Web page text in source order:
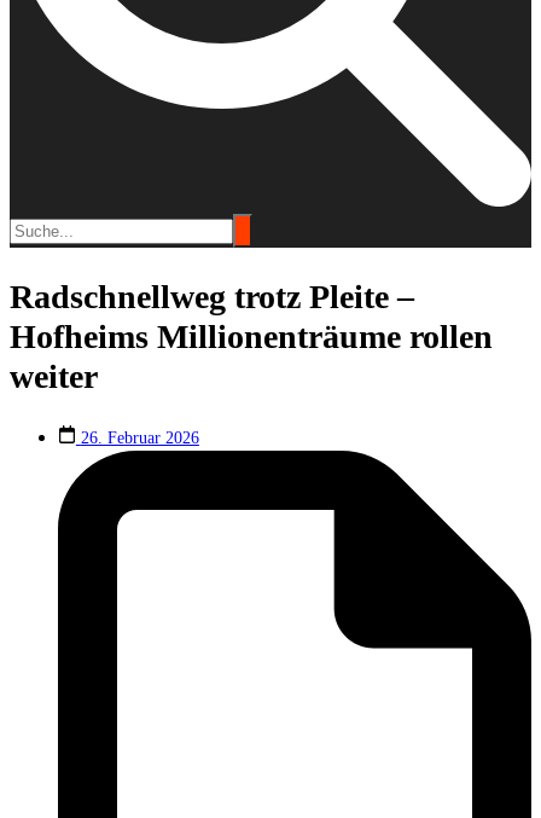
Radschnellweg trotz Pleite –
Hofheims Millionenträume rollen
weiter
26. Februar 2026